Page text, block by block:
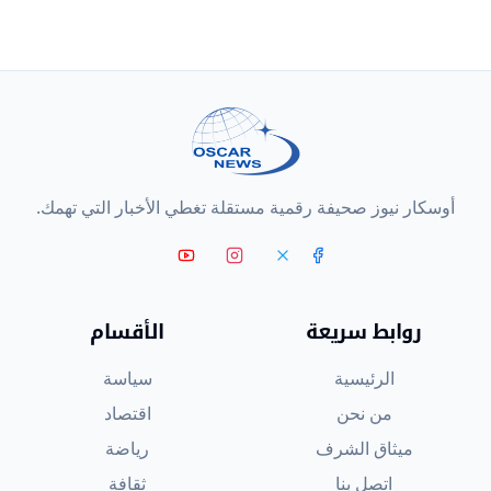
أوسكار نيوز صحيفة رقمية مستقلة تغطي الأخبار التي تهمك.
روابط سريعة
الرئيسية
من نحن
ميثاق الشرف
اتصل بنا
الأقسام
سياسة
اقتصاد
رياضة
ثقافة